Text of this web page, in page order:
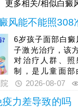
更多相关/相似白癜
风能不能照308
6岁孩子面部白
子激光治疗，该
对治疗人群、
制，是儿童面部
式。308准分子
色素细胞增殖、
2026-08-07
力差导致的吗